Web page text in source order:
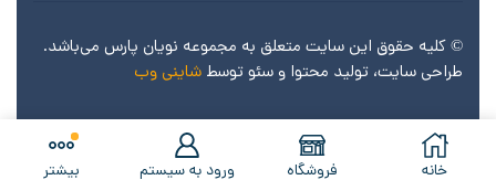
© کليه حقوق اين سايت متعلق به مجموعه نویان پارس می‌باشد.
طراحی سایت، تولید محتوا و سئو توسط شاینی وب
خانه فروشگاه ورود به سیستم بیشتر